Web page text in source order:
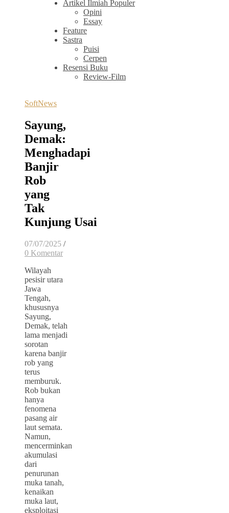
Artikel Ilmiah Populer
Opini
Essay
Feature
Sastra
Puisi
Cerpen
Resensi Buku
Review-Film
SoftNews
Sayung,
Demak:
Menghadapi
Banjir
Rob
yang
Tak
Kunjung Usai
07/07/2025 /
0 Komentar
Wilayah
pesisir utara
Jawa
Tengah,
khususnya
Sayung,
Demak, telah
lama menjadi
sorotan
karena banjir
rob yang
terus
memburuk.
Rob bukan
hanya
fenomena
pasang air
laut semata.
Namun,
mencerminkan
akumulasi
dari
penurunan
muka tanah,
kenaikan
muka laut,
eksploitasi